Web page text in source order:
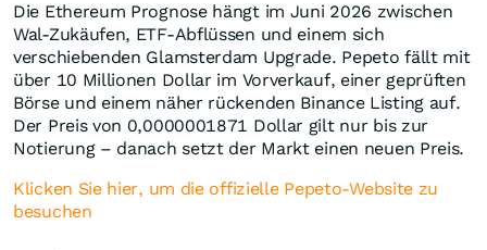
Die Ethereum Prognose hängt im Juni 2026 zwischen
Wal-Zukäufen, ETF-Abflüssen und einem sich
verschiebenden Glamsterdam Upgrade. Pepeto fällt mit
über 10 Millionen Dollar im Vorverkauf, einer geprüften
Börse und einem näher rückenden Binance Listing auf.
Der Preis von 0,0000001871 Dollar gilt nur bis zur
Notierung – danach setzt der Markt einen neuen Preis.
Klicken Sie hier, um die offizielle Pepeto-Website zu
besuchen